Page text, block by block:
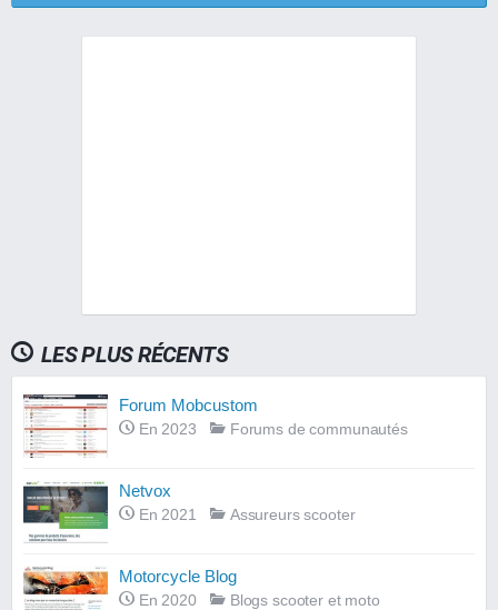
LES PLUS RÉCENTS
Forum Mobcustom
En 2023 Forums de communautés
Netvox
En 2021 Assureurs scooter
Motorcycle Blog
En 2020 Blogs scooter et moto